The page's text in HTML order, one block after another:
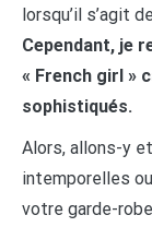
lorsqu’il s’agit
Cependant, je
« French girl »
sophistiqués.
Alors, allons-y
intemporelles
votre garde-